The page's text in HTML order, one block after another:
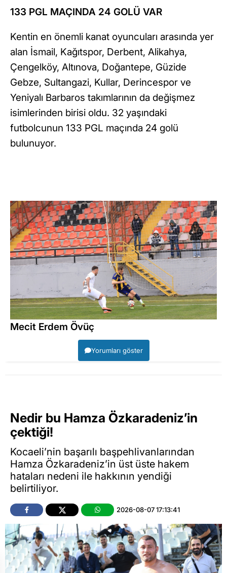
133 PGL MAÇINDA 24 GOLÜ VAR
Kentin en önemli kanat oyuncuları arasında yer
alan İsmail, Kağıtspor, Derbent, Alikahya,
Çengelköy, Altınova, Doğantepe, Güzide
Gebze, Sultangazi, Kullar, Derincespor ve
Yeniyalı Barbaros takımlarının da değişmez
isimlerinden birisi oldu. 32 yaşındaki
futbolcunun 133 PGL maçında 24 golü
bulunuyor.
Mecit Erdem Övüç
Yorumları göster
Nedir bu Hamza Özkaradeniz’in
çektiği!
Kocaeli’nin başarılı başpehlivanlarından
Hamza Özkaradeniz’in üst üste hakem
hataları nedeni ile hakkının yendiği
belirtiliyor.
2026-08-07 17:13:41